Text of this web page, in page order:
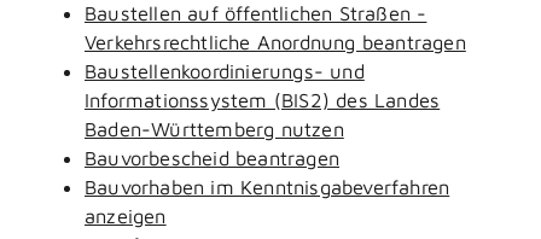
Baustellen auf öffentlichen Straßen -
Verkehrsrechtliche Anordnung beantragen
Baustellenkoordinierungs- und
Informationssystem (BIS2) des Landes
Baden-Württemberg nutzen
Bauvorbescheid beantragen
Bauvorhaben im Kenntnisgabeverfahren
anzeigen